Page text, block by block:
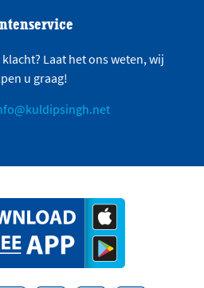
Laat het ons weten, wij
u graag!